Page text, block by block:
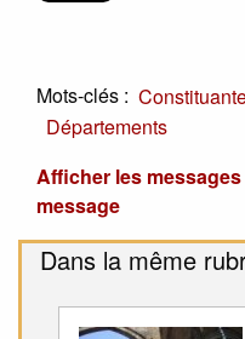
Mots-clés :
Départements
Afficher les
message
Dans la même